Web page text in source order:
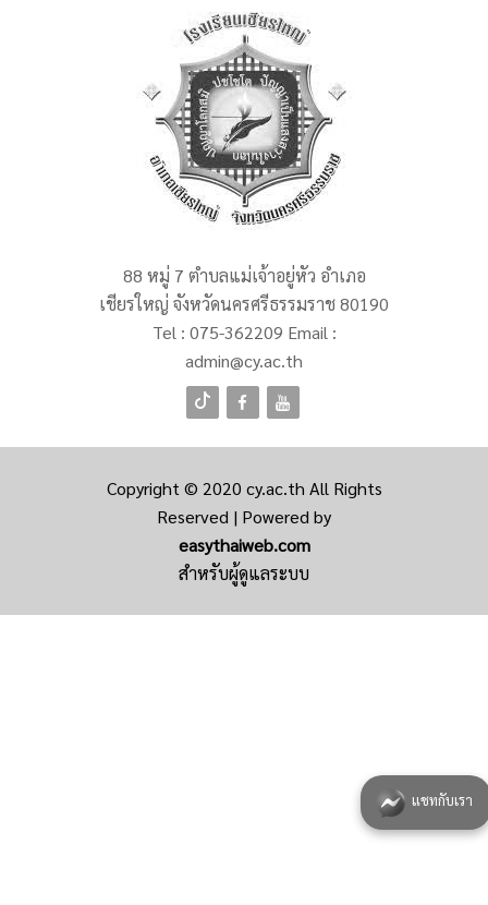
88 หมู่ 7 ตำบลแม่เจ้าอยู่หัว อำเภอ
เชียรใหญ่ จังหวัดนครศรีธรรมราช 80190
Tel : 075-362209 Email :
admin@cy.ac.th
Copyright © 2020 cy.ac.th All Rights
Reserved | Powered by
easythaiweb.com
สำหรับผู้ดูแลระบบ
แชทกับเรา